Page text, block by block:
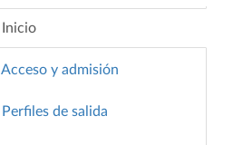
Inicio
Acceso y admisión
Perfiles de salida